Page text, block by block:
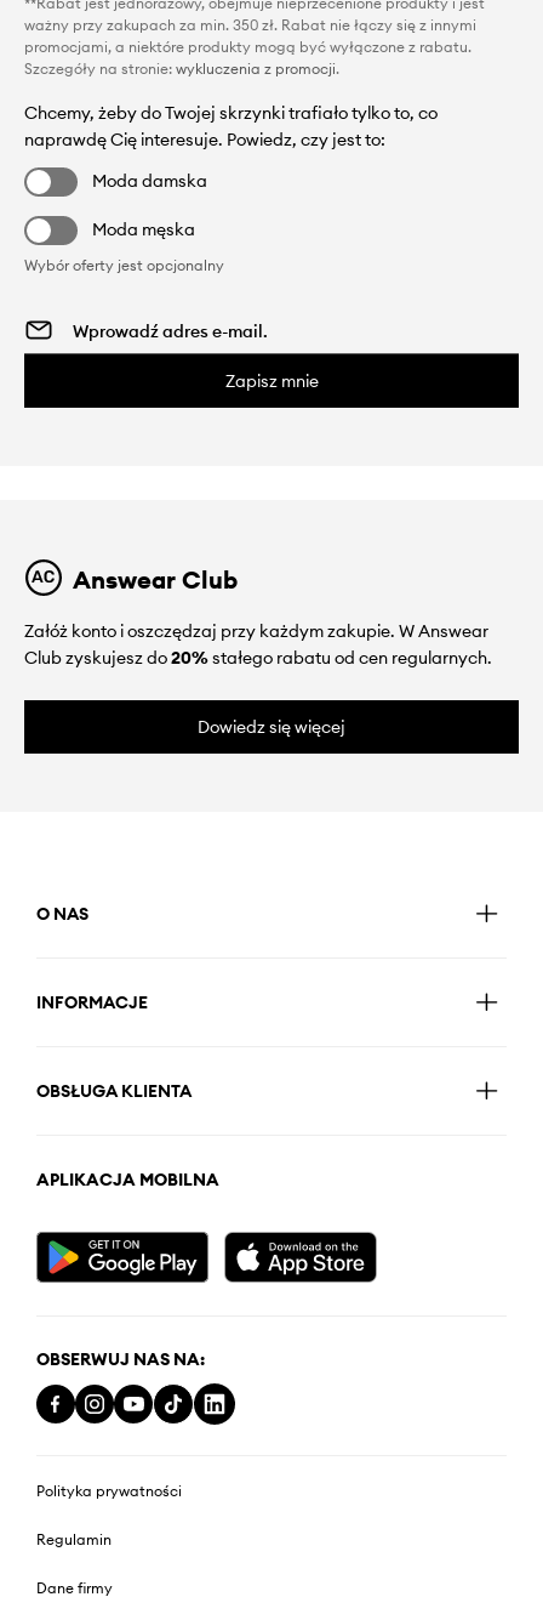
ważny przy zakupach za min. 350 zł. Rabat nie łączy się z innymi
promocjami, a niektóre produkty mogą być wyłączone z rabatu.
Szczegóły na stronie: wykluczenia z promocji.
Chcemy, żeby do Twojej skrzynki trafiało tylko to, co
naprawdę Cię interesuje. Powiedz, czy jest to:
Moda damska
Moda męska
Wybór oferty jest opcjonalny
Zapisz mnie
Answear Club
Załóż konto i oszczędzaj przy każdym zakupie. W Answear
Club zyskujesz do20%stałego rabatu od cen regularnych.
Dowiedz się więcej
O NAS
INFORMACJE
OBSŁUGA KLIENTA
APLIKACJA MOBILNA
OBSERWUJ NAS NA:
Polityka prywatności
Regulamin
Dane firmy